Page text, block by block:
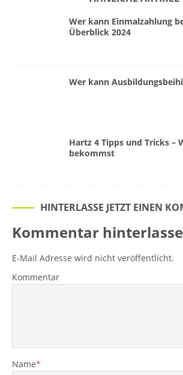
Wer kann Einmalzahlung
Überblick 2024
Wer kann
Hartz 4 Tipps und Tricks –
bekommst
HINTERLASSE JETZT EINEN
Kommentar
E-Mail Adresse wird nicht veröffentlicht.
Kommentar
Name*